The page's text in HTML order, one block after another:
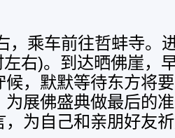
，乘车前往哲蚌寺。
右)。到达晒佛崖，
候，默默等待东方将
为展佛盛典做最后的
，为自己和亲朋好友